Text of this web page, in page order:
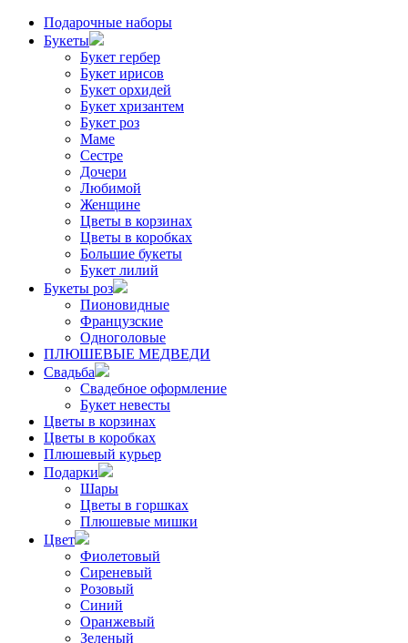
Подарочные наборы
Букеты
Букет гербер
Букет ирисов
Букет орхидей
Букет хризантем
Букет роз
Маме
Сестре
Дочери
Любимой
Женщине
Цветы в корзинах
Цветы в коробках
Большие букеты
Букет лилий
Букеты роз
Пионовидные
Французские
Одноголовые
ПЛЮШЕВЫЕ МЕДВЕДИ
Свадьба
Свадебное оформление
Букет невесты
Цветы в корзинах
Цветы в коробках
Плюшевый курьер
Подарки
Шары
Цветы в горшках
Плюшевые мишки
Цвет
Фиолетовый
Сиреневый
Розовый
Синий
Оранжевый
Зеленый